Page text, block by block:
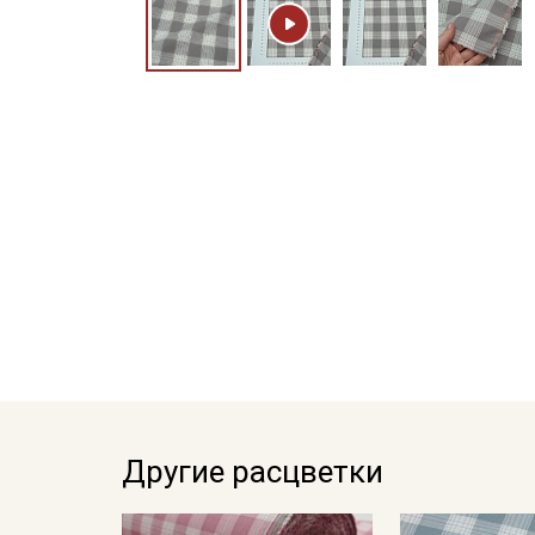
Другие расцветки